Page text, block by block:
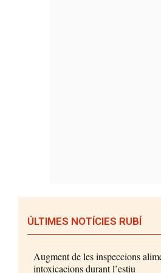
ÚLTIMES NOTÍCIES RUBÍ
Augment de les inspeccions
intoxicacions durant l’estiu